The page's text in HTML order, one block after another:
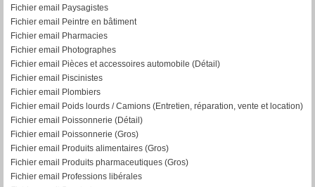
Fichier email Paysagistes
Fichier email Peintre en bâtiment
Fichier email Pharmacies
Fichier email Photographes
Fichier email Pièces et accessoires automobile (Détail)
Fichier email Piscinistes
Fichier email Plombiers
Fichier email Poids lourds / Camions (Entretien, réparation, vente et location)
Fichier email Poissonnerie (Détail)
Fichier email Poissonnerie (Gros)
Fichier email Produits alimentaires (Gros)
Fichier email Produits pharmaceutiques (Gros)
Fichier email Professions libérales